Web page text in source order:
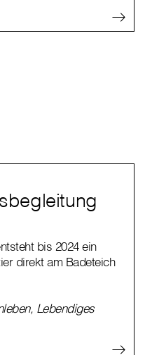
bis 2024 ein
direkt am Badeteich
, Lebendiges